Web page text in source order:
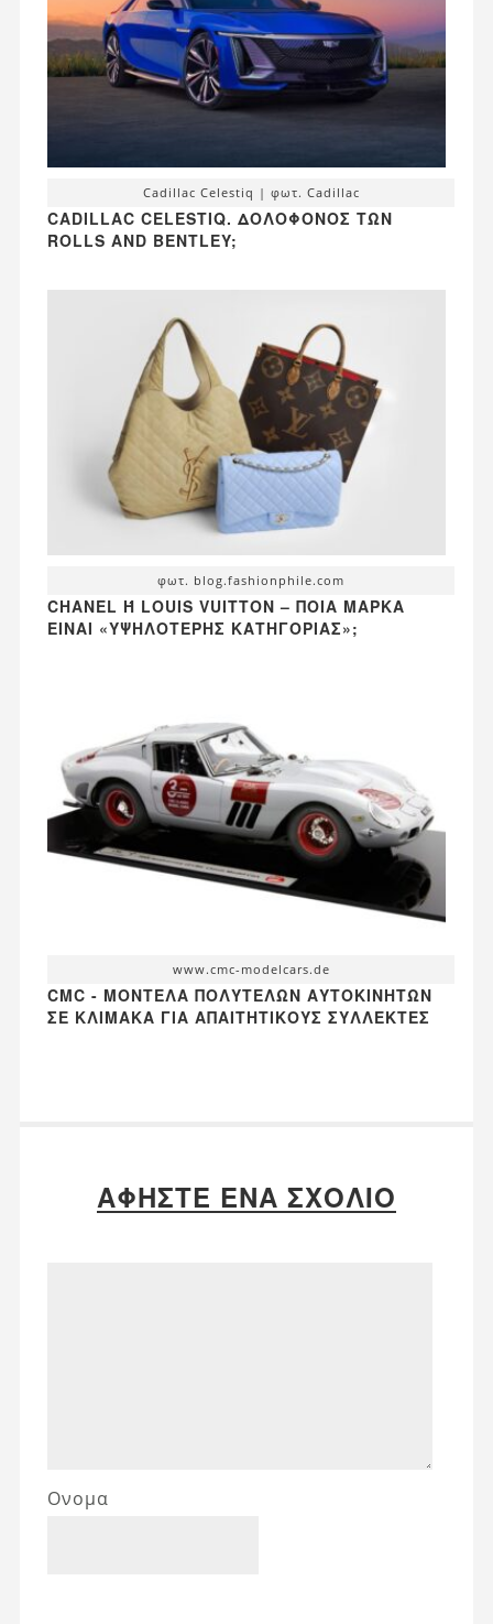
Cadillac Celestiq | φωτ. Cadillac
CADILLAC CELESTIQ. ΔΟΛΟΦΌΝΟΣ ΤΩΝ
ROLLS AND BENTLEY;
φωτ. blog.fashionphile.com
CHANEL Ή LOUIS VUITTON – ΠΟΙΑ ΜΆΡΚΑ Ε
ΊΝΑΙ «ΥΨΗΛΌΤΕΡΗΣ ΚΑΤΗΓΟΡΊΑΣ»;
www.cmc-modelcars.de
CMC - ΜΟΝΤΈΛΑ ΠΟΛΥΤΕΛΏΝ ΑΥΤΟΚΙΝΉΤΩΝ
ΣΕ ΚΛΊΜΑΚΑ ΓΙΑ ΑΠΑΙΤΗΤΙΚΟΎΣ ΣΥΛΛΈΚΤΕΣ
ΑΦΉΣΤΕ ΈΝΑ ΣΧΌΛΙΟ
Ονομα